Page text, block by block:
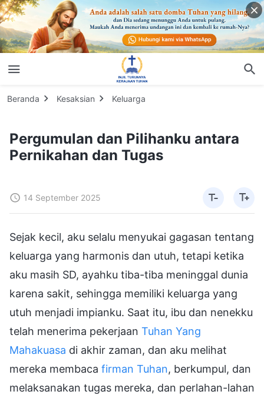
Beranda Kesaksian Keluarga
Pergumulan dan Pilihanku antara
Pernikahan dan Tugas
14 September 2025
Sejak kecil, aku selalu menyukai gagasan tentang
keluarga yang harmonis dan utuh, tetapi ketika
aku masih SD, ayahku tiba-tiba meninggal dunia
karena sakit, sehingga memiliki keluarga yang
utuh menjadi impianku. Saat itu, ibu dan nenekku
telah menerima pekerjaan Tuhan Yang
Mahakuasa di akhir zaman, dan aku melihat
mereka membaca firman Tuhan, berkumpul, dan
melaksanakan tugas mereka, dan perlahan-lahan